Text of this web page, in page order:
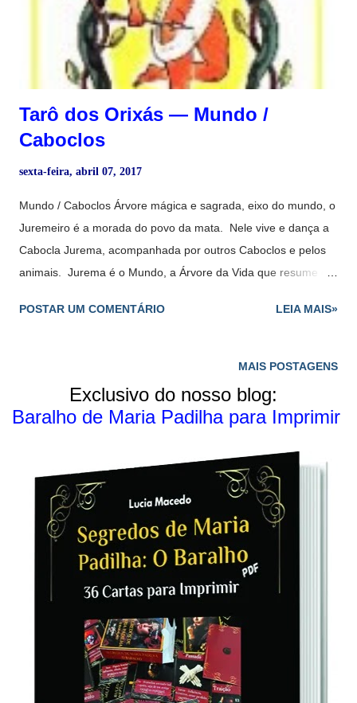
Tarô dos Orixás — Mundo /
Caboclos
sexta-feira, abril 07, 2017
Mundo / Caboclos Árvore mágica e sagrada, eixo do mundo, o
Juremeiro é a morada do povo da mata. Nele vive e dança a
Cabocla Jurema, acompanhada por outros Caboclos e pelos
animais. Jurema é o Mundo, a Árvore da Vida que resume em
vivos. Ela anuncia um momento de muitas realizações, que
acontecendo ao mesmo tempo. Todos os potenciais se
dinâmico. Sem se prender a nada que possa atrapalhar,
qualquer caminho escolhido levará aos fins desejados, pois o
Eu íntegro pode modelar a vida como quiser, usando
quaisquer elementos que estejam à disposição. As metas são
atingidas e o sucesso é garantido; mas que isso não provoque
descuido, pois o poder só se conserva pelo aperfeiçoamento
constante. Lucia Extraído de: Tarô dos Orixás – Eneida Duarte
Gaspar, Editora Pallas. Fonte primo...
POSTAR UM COMENTÁRIO LEIA MAIS»
MAIS POSTAGENS
Exclusivo do nosso blog:
Baralho de Maria Padilha para Imprimir